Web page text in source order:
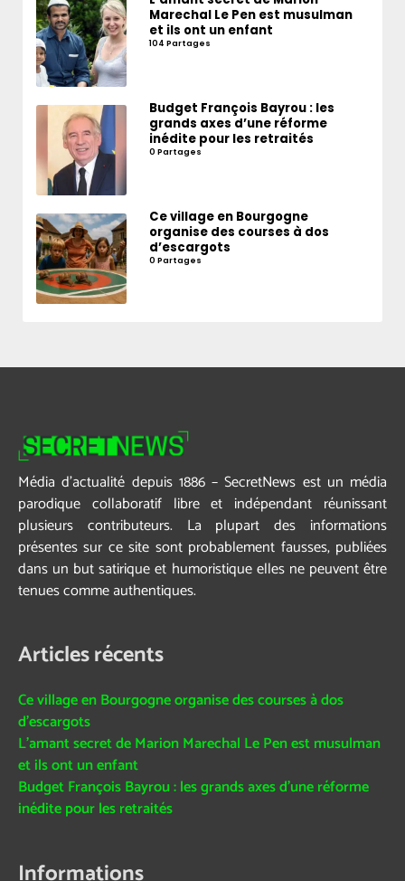
Marechal Le Pen est musulman
et ils ont un enfant
104 Partages
Budget François Bayrou : les
grands axes d’une réforme
inédite pour les retraités
0 Partages
Ce village en Bourgogne
organise des courses à dos
d’escargots
0 Partages
Média d’actualité depuis 1886 – SecretNews est un média
parodique collaboratif libre et indépendant réunissant
plusieurs contributeurs. La plupart des informations
présentes sur ce site sont probablement fausses, publiées
dans un but satirique et humoristique elles ne peuvent être
tenues comme authentiques.
Articles récents
Ce village en Bourgogne organise des courses à dos
d’escargots
L’amant secret de Marion Marechal Le Pen est musulman
et ils ont un enfant
Budget François Bayrou : les grands axes d’une réforme
inédite pour les retraités